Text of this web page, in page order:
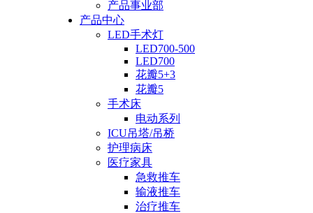
产品事业部
产品中心
LED手术灯
LED700-500
LED700
花瓣5+3
花瓣5
手术床
电动系列
ICU吊塔/吊桥
护理病床
医疗家具
急救推车
输液推车
治疗推车